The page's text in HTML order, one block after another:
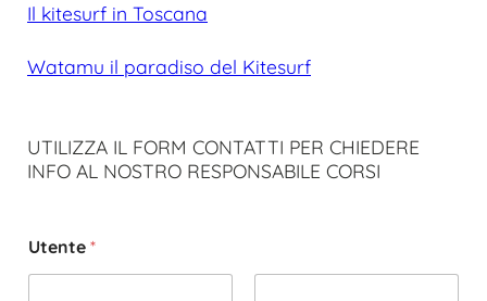
Il kitesurf in Toscana
Watamu il paradiso del Kitesurf
UTILIZZA IL FORM CONTATTI PER CHIEDERE
INFO AL NOSTRO RESPONSABILE CORSI
Utente *